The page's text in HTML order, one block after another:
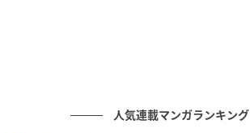
人気連載マンガランキング